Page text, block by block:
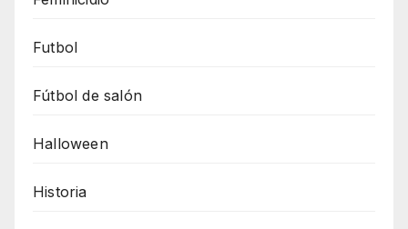
Futbol
Fútbol de salón
Halloween
Historia